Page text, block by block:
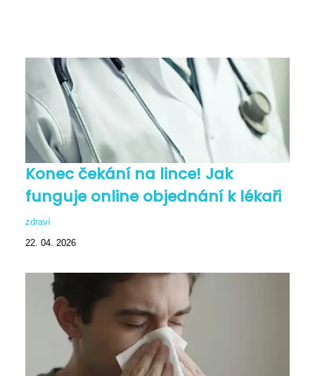
Konec čekání na lince! Jak
funguje online objednání k lékaři
zdraví
22. 04. 2026